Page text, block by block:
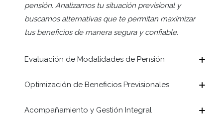
pensión. Analizamos tu situación previsional y
buscamos alternativas que te permitan maximizar
tus beneficios de manera segura y confiable.
Evaluación de Modalidades de Pensión
Optimización de Beneficios Previsionales
Acompañamiento y Gestión Integral